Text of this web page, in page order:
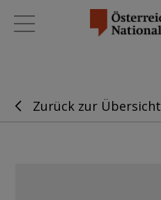
Zurück zur Übersicht